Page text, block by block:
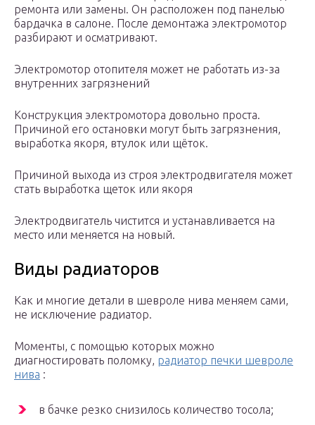
ремонта или замены. Он расположен под панелью
бардачка в салоне. После демонтажа электромотор
разбирают и осматривают.
Электромотор отопителя может не работать из-за
внутренних загрязнений
Конструкция электромотора довольно проста.
Причиной его остановки могут быть загрязнения,
выработка якоря, втулок или щёток.
Причиной выхода из строя электродвигателя может
стать выработка щеток или якоря
Электродвигатель чистится и устанавливается на
место или меняется на новый.
Виды радиаторов
Как и многие детали в шевроле нива меняем сами,
не исключение радиатор.
Моменты, с помощью которых можно
диагностировать поломку, радиатор печки шевроле
нива :
в бачке резко снизилось количество тосола;